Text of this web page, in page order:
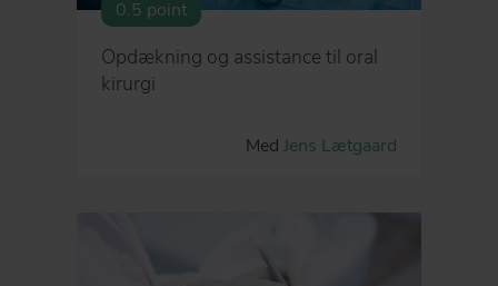
0.5 point
Opdækning og assistance til oral
kirurgi
Med Jens Lætgaard